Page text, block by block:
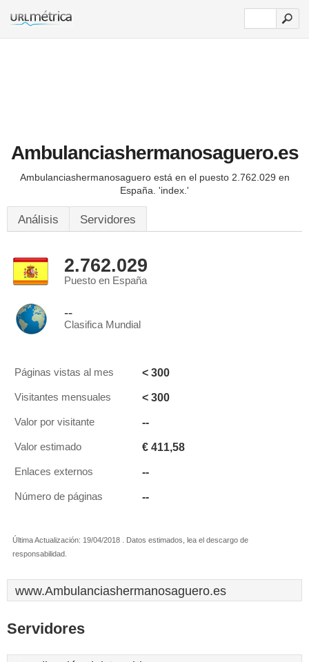
Ambulanciashermanosaguero.es
Ambulanciashermanosaguero está en el puesto 2.762.029 en
España. 'index.'
Análisis Servidores
2.762.029
Puesto en España
--
Clasifica Mundial
Páginas vistas al mes < 300
Visitantes mensuales < 300
Valor por visitante --
Valor estimado € 411,58
Enlaces externos --
Número de páginas --
Última Actualización: 19/04/2018 . Datos estimados, lea el descargo de
responsabilidad.
www.Ambulanciashermanosaguero.es
Servidores